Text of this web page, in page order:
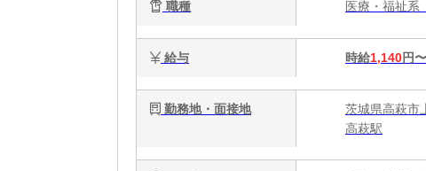
職種 医療・福祉系
給与 時給1,140円〜
勤務地・面接地
茨城県高萩市
高萩駅